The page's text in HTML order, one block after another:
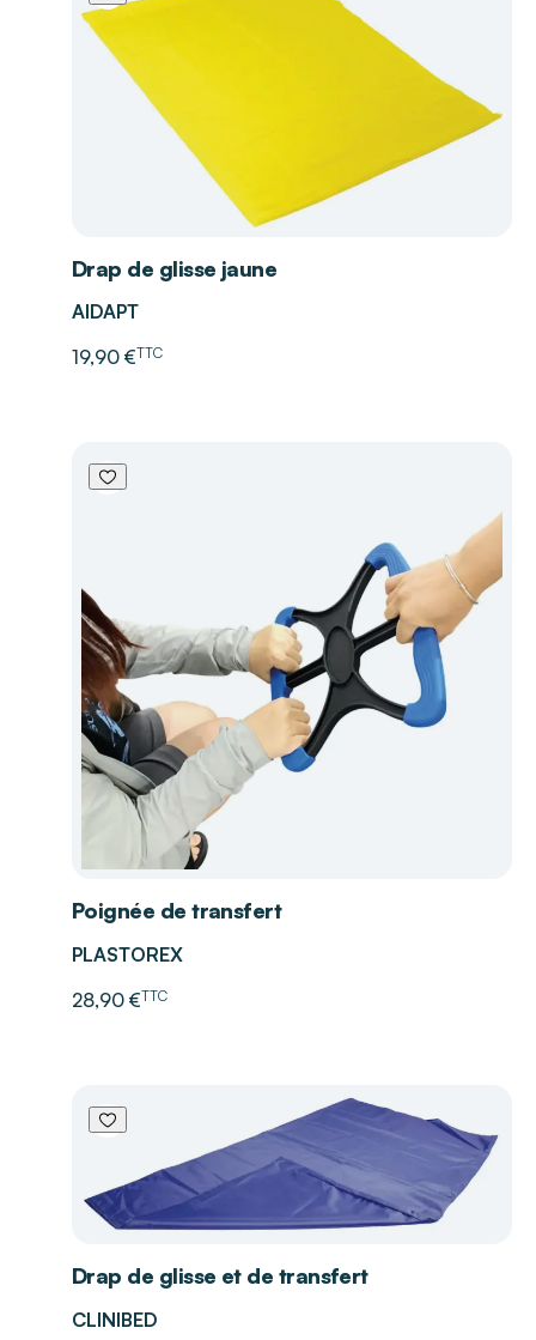
Drap de glisse jaune
AIDAPT
19,90 €TTC
Poignée de transfert
PLASTOREX
28,90 €TTC
Drap de glisse et de transfert
CLINIBED